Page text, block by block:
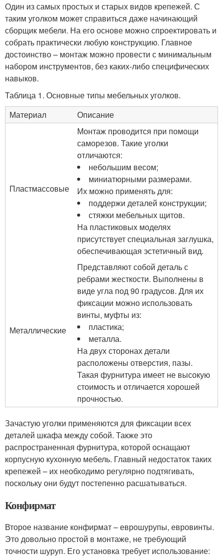
Один из самых простых и старых видов крепежей. С
таким уголком может справиться даже начинающий
сборщик мебели. На его основе можно спроектировать и
собрать практически любую конструкцию. Главное
достоинство – монтаж можно провести с минимальным
набором инструментов, без каких-либо специфических
навыков.
Таблица 1. Основные типы мебельных уголков.
Материал
Описание
Пластмассовые
Монтаж проводится при помощи
саморезов. Такие уголки
отличаются:
небольшим весом;
миниатюрными размерами.
Их можно применять для:
поддержи деталей конструкции;
стяжки мебельных щитов.
На пластиковых моделях
присутствует специальная заглушка,
обеспечивающая эстетичный вид.
Металлические
Представляют собой деталь с
ребрами жесткости. Выполнены в
виде угла под 90 градусов. Для их
фиксации можно использовать
винты, муфты из:
пластика;
металла.
На двух сторонах детали
расположены отверстия, пазы.
Такая фурнитура имеет не высокую
стоимость и отличается хорошей
прочностью.
Зачастую уголки применяются для фиксации всех
деталей шкафа между собой. Также это
распространенная фурнитура, которой оснащают
корпусную кухонную мебель. Главный недостаток таких
крепежей – их необходимо регулярно подтягивать,
поскольку они будут постепенно расшатываться.
Конфирмат
Второе название конфирмат – еврошурупы, евровинты.
Это довольно простой в монтаже, не требующий
точности шуруп. Его установка требует использование: